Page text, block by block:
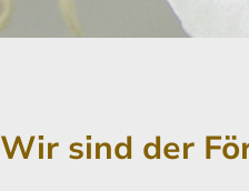
Wir sind der